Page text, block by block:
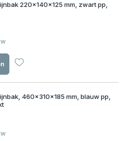
220x140x125 mm, zwart pp,
460x310x185 mm, blauw pp,